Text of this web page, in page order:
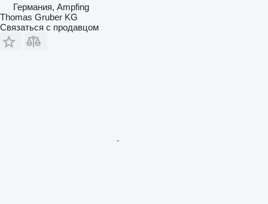
Германия, Ampfing
Thomas Gruber KG
Связаться с продавцом